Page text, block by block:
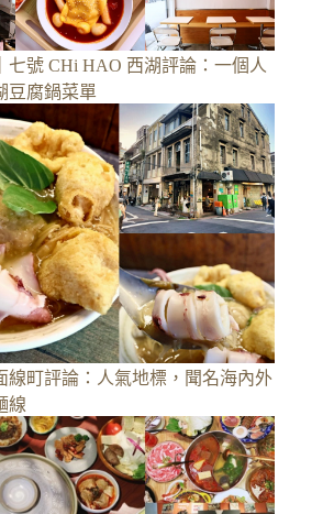
七號 CHi HAO 西湖評論：一個人
豆腐鍋菜單
線町評論：人氣地標，聞名海內外
線